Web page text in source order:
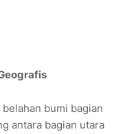
bumi bagian
antara bagian utara